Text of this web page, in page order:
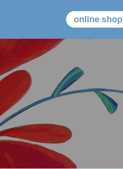
online shop